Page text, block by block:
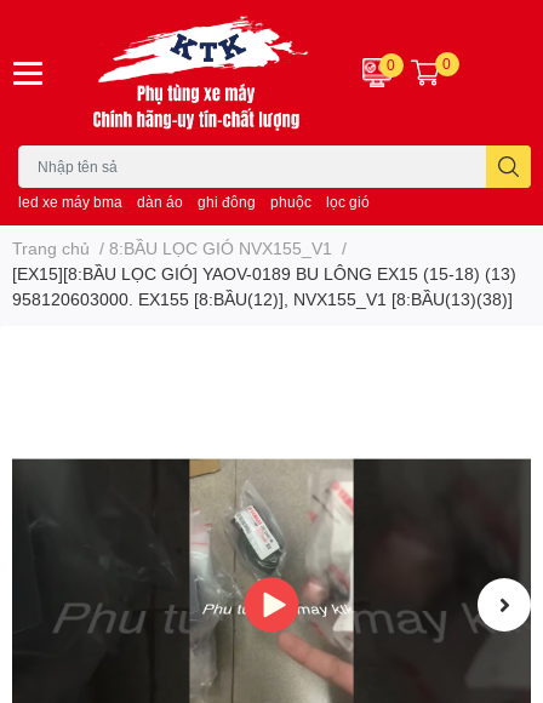
led xe máy bma dàn áo ghi đông phuộc lọc gió
0 0
Trang chủ / 8:BẦU LỌC GIÓ NVX155_V1
/
[EX15][8:BẦU LỌC GIÓ] YAOV-0189 BU LÔNG EX15 (15-18) (13)
958120603000. EX155 [8:BẦU(12)], NVX155_V1 [8:BẦU(13)(38)]